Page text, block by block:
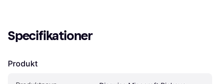
Specifikationer
Produkt